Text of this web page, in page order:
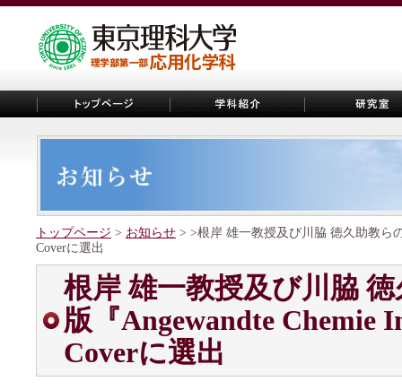
トップページ > お知らせ > >根岸 雄一教授及び川脇 徳久助教ら
Coverに選出
根岸 雄一教授及び川脇
版『Angewandte Chemie
Coverに選出